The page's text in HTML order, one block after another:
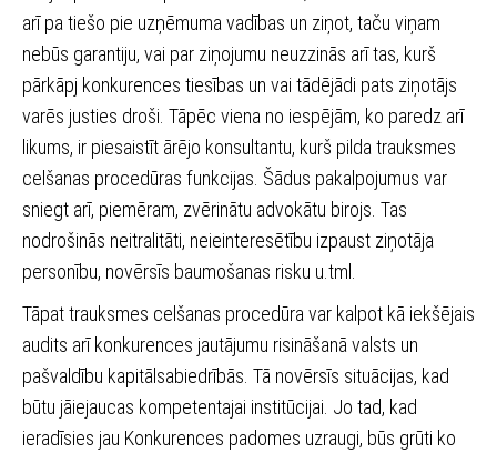
arī pa tiešo pie uzņēmuma vadības un ziņot, taču viņam
nebūs garantiju, vai par ziņojumu neuzzinās arī tas, kurš
pārkāpj konkurences tiesības un vai tādējādi pats ziņotājs
varēs justies droši. Tāpēc viena no iespējām, ko paredz arī
likums, ir piesaistīt ārējo konsultantu, kurš pilda trauksmes
celšanas procedūras funkcijas. Šādus pakalpojumus var
sniegt arī, piemēram, zvērinātu advokātu birojs. Tas
nodrošinās neitralitāti, neieinteresētību izpaust ziņotāja
personību, novērsīs baumošanas risku u.tml.
Tāpat trauksmes celšanas procedūra var kalpot kā iekšējais
audits arī konkurences jautājumu risināšanā valsts un
pašvaldību kapitālsabiedrībās. Tā novērsīs situācijas, kad
būtu jāiejaucas kompetentajai institūcijai. Jo tad, kad
ieradīsies jau Konkurences padomes uzraugi, būs grūti ko